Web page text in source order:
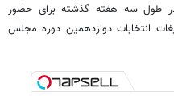
طول سه هفته گذشته برای حضور
انتخابات دوازدهمین دوره مجلس